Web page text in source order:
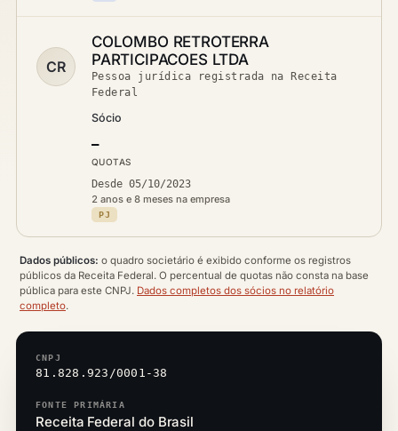
CR
COLOMBO RETROTERRA
PARTICIPACOES LTDA
Pessoa jurídica registrada na Receita
Federal
Sócio
—
QUOTAS
Desde 05/10/2023
2 anos e 8 meses na empresa
PJ
Dados públicos: o quadro societário é exibido conforme os registros
públicos da Receita Federal. O percentual de quotas não consta na base
pública para este CNPJ. Dados completos dos sócios no relatório
completo.
CNPJ
81.828.923/0001-38
FONTE PRIMÁRIA
Receita Federal do Brasil